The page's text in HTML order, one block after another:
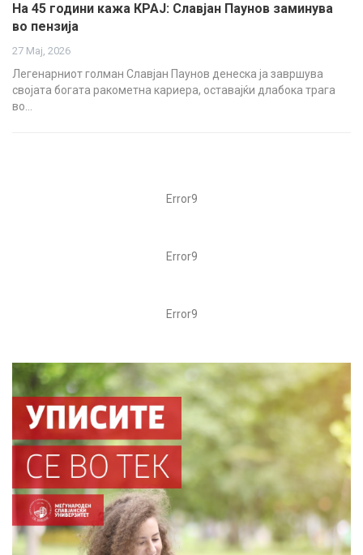
На 45 години кажа КРАЈ: Славјан Паунов заминува
во пензија
27 Мај, 2026
Легенарниот голман Славјан Паунов денеска ја завршува
својата богата ракометна кариера, оставајќи длабока трага
во…
Error9
Error9
Error9